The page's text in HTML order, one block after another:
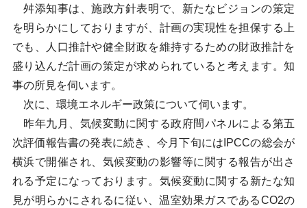
舛添知事は、施政方針表明で、新たなビジョンの策定
を明らかにしておりますが、計画の実現性を担保する上
でも、人口推計や健全財政を維持するための財政推計を
盛り込んだ計画の策定が求められていると考えます。知
事の所見を伺います。
次に、環境エネルギー政策について伺います。
昨年九月、気候変動に関する政府間パネルによる第五
次評価報告書の発表に続き、今月下旬にはIPCCの総会が
横浜で開催され、気候変動の影響等に関する報告が出さ
れる予定になっております。気候変動に関する新たな知
見が明らかにされるに従い、温室効果ガスであるCO2の